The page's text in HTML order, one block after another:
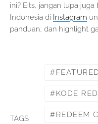
ini? Eits, jangan lupa
Indonesia di Instagram
panduan, dan highlight
TAGS
FEATURED
KODE
REDEEM